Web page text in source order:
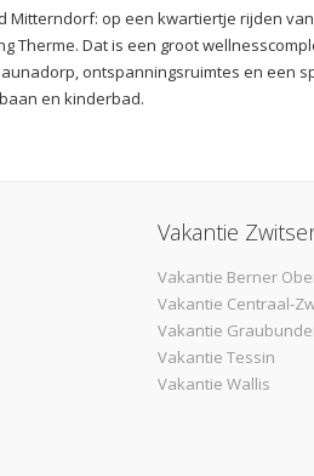
Mitterndorf: op een kwartiertje rijden
Therme. Dat is een groot
ontspanningsruimtes en een
en kinderbad.
Vakantie
Vakantie Berner
Vakantie Centraal-
Vakantie
Vakantie Tessin
Vakantie Wallis